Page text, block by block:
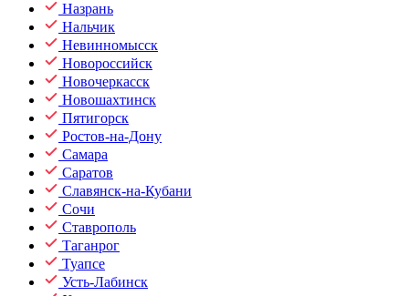
Назрань
Нальчик
Невинномысск
Новороссийск
Новочеркасск
Новошахтинск
Пятигорск
Ростов-на-Дону
Самара
Саратов
Славянск-на-Кубани
Сочи
Ставрополь
Таганрог
Туапсе
Усть-Лабинск